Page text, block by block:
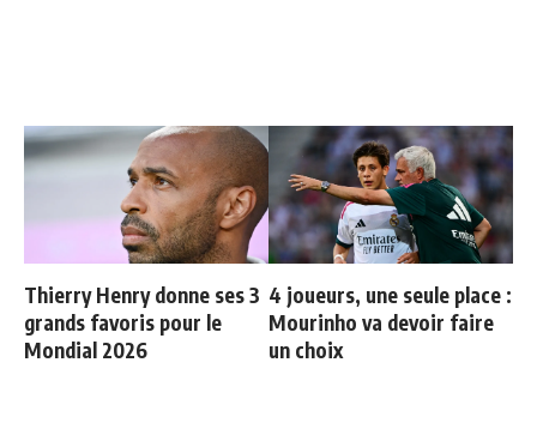
Thierry Henry donne ses 3
grands favoris pour le
Mondial 2026
4 joueurs, une seule place :
Mourinho va devoir faire
un choix